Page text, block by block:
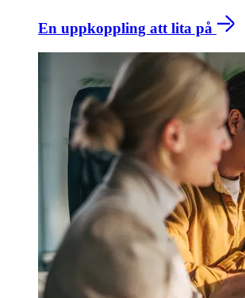
En uppkoppling att lita på